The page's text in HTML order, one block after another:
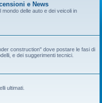
e News
mondo delle auto e dei veicoli in
construction" dove postare le fasi di
e dei suggerimenti tecnici.
ultimati.